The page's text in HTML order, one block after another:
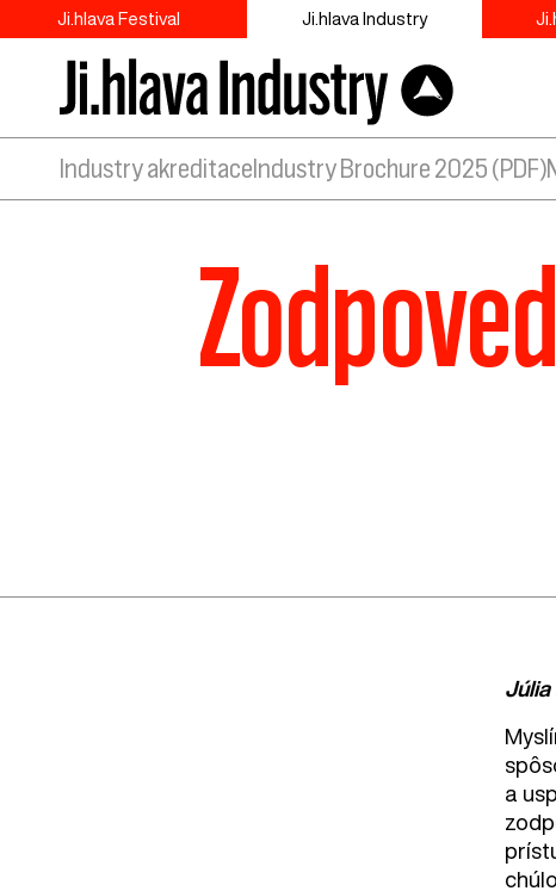
Ji.hlava Festival Ji.hlava Industry
Industry akreditace Industry Brochure 2025 (PDF)
Júlia
a